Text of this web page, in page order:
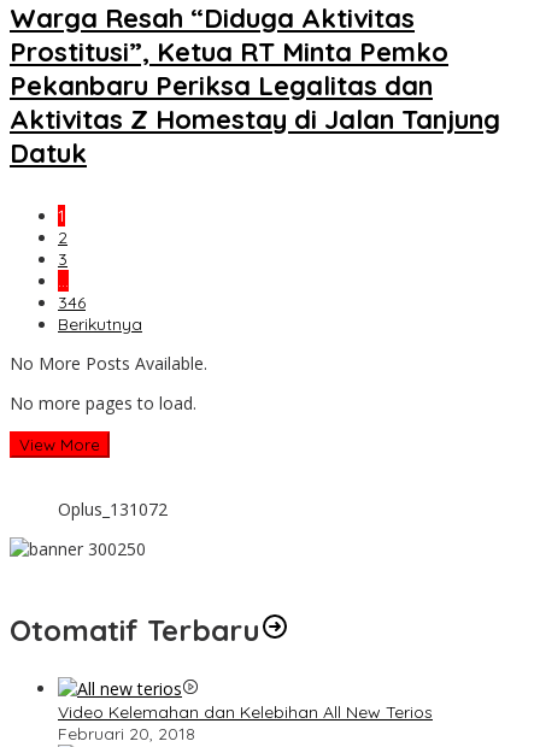
Warga Resah “Diduga Aktivitas
Prostitusi”, Ketua RT Minta Pemko
Pekanbaru Periksa Legalitas dan
Aktivitas Z Homestay di Jalan Tanjung
Datuk
1
2
3
…
346
Berikutnya
No More Posts Available.
No more pages to load.
View More
Oplus_131072
Otomatif Terbaru
Video Kelemahan dan Kelebihan All New Terios
Februari 20, 2018